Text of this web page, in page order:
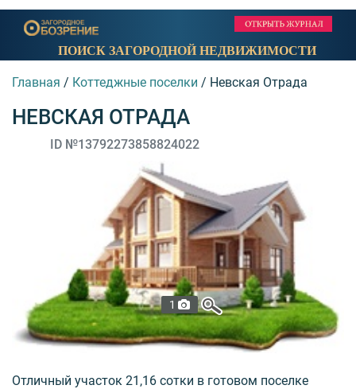
ПОИСК ЗАГОРОДНОЙ НЕДВИЖИМОСТИ
Главная / Коттеджные поселки / Невская Отрада
НЕВСКАЯ ОТРАДА
ID №13792273858824022
1
Отличный участок 21,16 сотки в готовом поселке